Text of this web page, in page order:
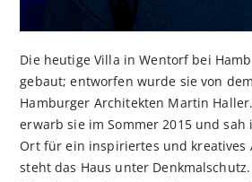
Die heutige Villa in Wentorf bei
gebaut; entworfen wurde sie von
Hamburger Architekten Martin
erwarb sie im Sommer 2015 und
Ort für ein inspiriertes und kreatives
steht das Haus unter